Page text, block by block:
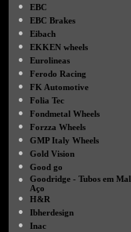
●
EBC
●
EBC Brakes
●
Eibach
●
EKKEN wheels
●
Eurolineas
●
Ferodo Racing
●
FK Automotive
●
Folia Tec
●
Fondmetal Wheels
●
Forzza Wheels
●
GMP Italy Wheels
●
Gold Vision
●
Good go
●
Goodridge - Tubos em
Aço
●
H&R
●
Ibherdesign
●
Inac